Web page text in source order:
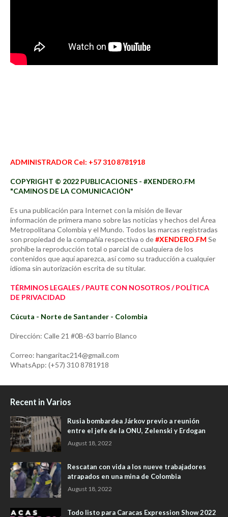
ADMINISTRADOR Cel: +57 310 8781918
COPYRIGHT © 2022 PUBLICACIONES - #XENDERO.FM
"CAMINOS DE LA COMUNICACIÓN"
Es una publicación para Internet con la misión de llevar
información de primera mano sobre las noticias y hechos del Área
Metropolitana Colombia y el Mundo. Todos las marcas registradas
son propiedad de la compañía respectiva o de#XENDERO.FM Se
prohíbe la reproducción total o parcial de cualquiera de los
contenidos que aquí aparezca, así como su traducción a cualquier
idioma sin autorización escrita de su titular.
TÉRMINOS LEGALES / PAUTE CON NOSOTROS / POLÍTICA
DE PRIVACIDAD
Cúcuta - Norte de Santander - Colombia
Dirección: Calle 21 #0B-63 barrio Blanco
Correo: hangaritac214@gmail.com
WhatsApp: (+57) 310 8781918
Recent in Varios
Rusia bombardea Járkov previo a reunión
entre el jefe de la ONU, Zelenski y Erdogan
August 18, 2022
Rescatan con vida a los nueve trabajadores
atrapados en una mina de Colombia
August 18, 2022
Todo listo para Caracas Expression Show 2022